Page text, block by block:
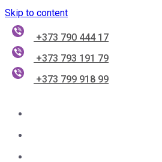
Skip to content
+373 790 444 17
+373 793 191 79
+373 799 918 99